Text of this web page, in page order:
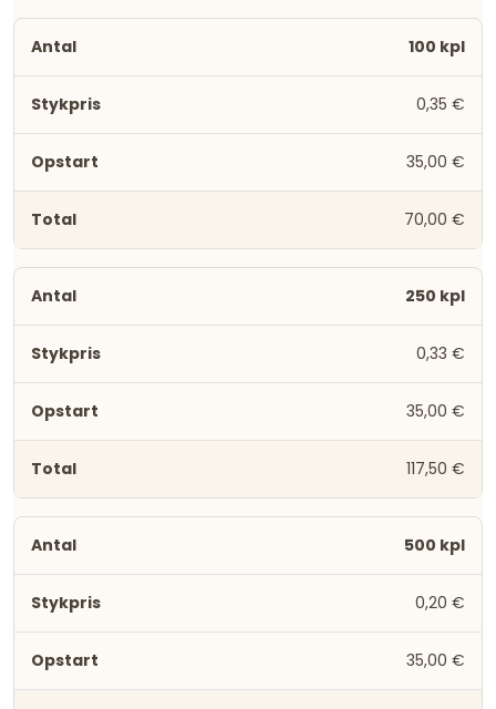
100 kpl
0,35 €
35,00 €
70,00 €
250 kpl
0,33 €
35,00 €
117,50 €
500 kpl
0,20 €
35,00 €